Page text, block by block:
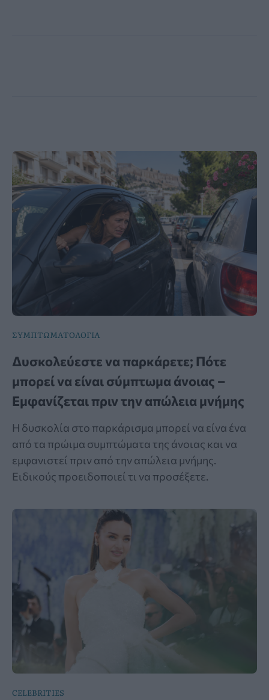
ΣΥΜΠΤΩΜΑΤΟΛΟΓΙΑ
Δυσκολεύεστε να παρκάρετε; Πότε
μπορεί να είναι σύμπτωμα άνοιας –
Εμφανίζεται πριν την απώλεια μνήμης
Η δυσκολία στο παρκάρισμα μπορεί να είνα ένα
από τα πρώιμα συμπτώματα της άνοιας και να
εμφανιστεί πριν από την απώλεια μνήμης.
Ειδικούς προειδοποιεί τι να προσέξετε.
CELEBRITIES